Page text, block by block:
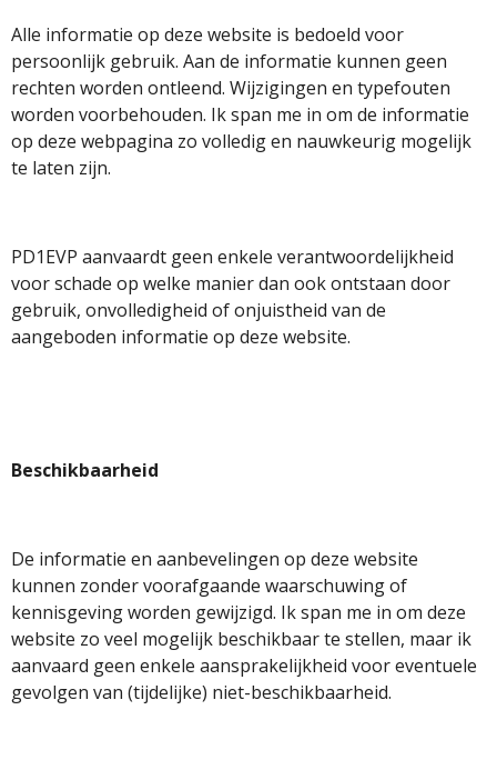
Alle informatie op deze website is bedoeld voor
persoonlijk gebruik. Aan de informatie kunnen geen
rechten worden ontleend. Wijzigingen en typefouten
worden voorbehouden. Ik span me in om de informatie
op deze webpagina zo volledig en nauwkeurig mogelijk
te laten zijn.
PD1EVP aanvaardt geen enkele verantwoordelijkheid
voor schade op welke manier dan ook ontstaan door
gebruik, onvolledigheid of onjuistheid van de
aangeboden informatie op deze website.
Beschikbaarheid
De informatie en aanbevelingen op deze website
kunnen zonder voorafgaande waarschuwing of
kennisgeving worden gewijzigd. Ik span me in om deze
website zo veel mogelijk beschikbaar te stellen, maar ik
aanvaard geen enkele aansprakelijkheid voor eventuele
gevolgen van (tijdelijke) niet-beschikbaarheid.